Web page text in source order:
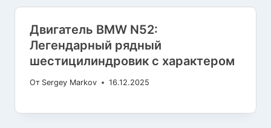
Двигатель BMW N52:
Легендарный рядный
шестицилиндровик с характером
От Sergey Markov 16.12.2025